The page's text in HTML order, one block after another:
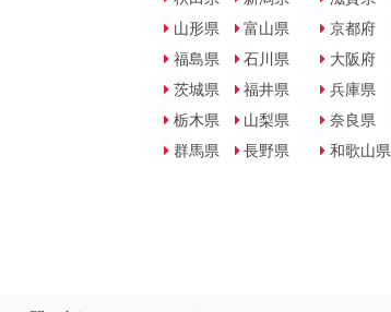
山形県
福島県
茨城県
栃木県
群馬県
富山県
石川県
福井県
山梨県
長野県
京都府
大阪府
兵庫県
奈良県
和歌山県